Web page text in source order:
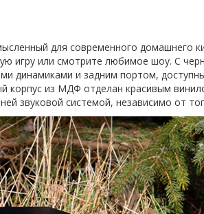
для современного домашнего
игру или смотрите любимое шоу. С
и задним портом,
корпус из МДФ отделан красивым
звуковой системой, независимо от